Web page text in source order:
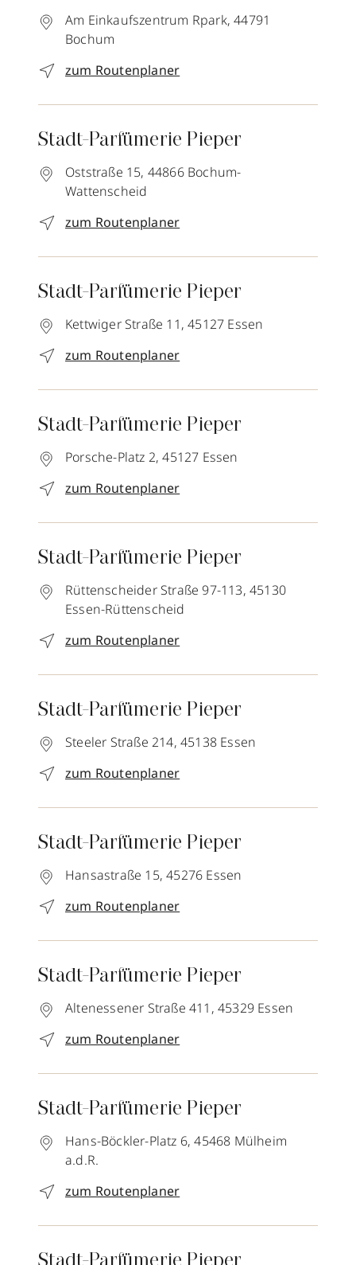
Am Einkaufszentrum Rpark, 44791
Bochum
zum Routenplaner
Stadt-Parfümerie Pieper
Oststraße 15, 44866 Bochum-
Wattenscheid
zum Routenplaner
Stadt-Parfümerie Pieper
Kettwiger Straße 11, 45127 Essen
zum Routenplaner
Stadt-Parfümerie Pieper
Porsche-Platz 2, 45127 Essen
zum Routenplaner
Stadt-Parfümerie Pieper
Rüttenscheider Straße 97-113, 45130
Essen-Rüttenscheid
zum Routenplaner
Stadt-Parfümerie Pieper
Steeler Straße 214, 45138 Essen
zum Routenplaner
Stadt-Parfümerie Pieper
Hansastraße 15, 45276 Essen
zum Routenplaner
Stadt-Parfümerie Pieper
Altenessener Straße 411, 45329 Essen
zum Routenplaner
Stadt-Parfümerie Pieper
Hans-Böckler-Platz 6, 45468 Mülheim
a.d.R.
zum Routenplaner